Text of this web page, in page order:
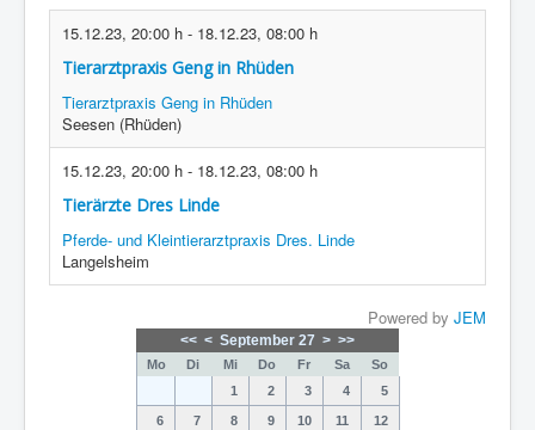
15.12.23, 20:00 h - 18.12.23, 08:00 h
Tierarztpraxis Geng in Rhüden
Tierarztpraxis Geng in Rhüden
Seesen (Rhüden)
15.12.23, 20:00 h - 18.12.23, 08:00 h
Tierärzte Dres Linde
Pferde- und Kleintierarztpraxis Dres. Linde
Langelsheim
Powered by JEM
<< < September 27 > >>
Mo Di Mi Do Fr Sa
So
1
2 3 4 5
6 7 8 9 10 11 12